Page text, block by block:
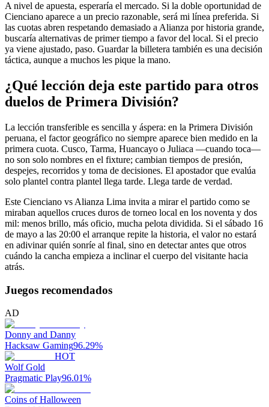
A nivel de apuesta, esperaría el mercado. Si la doble oportunidad de
Cienciano aparece a un precio razonable, será mi línea preferida. Si
las cuotas abren respetando demasiado a Alianza por historia grande,
buscaría alternativas de primer tiempo a favor del local. Si el precio
ya viene ajustado, paso. Guardar la billetera también es una decisión
táctica, aunque a muchos les pique la mano.
¿Qué lección deja este partido para otros
duelos de Primera División?
La lección transferible es sencilla y áspera: en la Primera División
peruana, el factor geográfico no siempre aparece bien medido en la
primera cuota. Cusco, Tarma, Huancayo o Juliaca —cuando toca—
no son solo nombres en el fixture; cambian tiempos de presión,
despejes, recorridos y toma de decisiones. El apostador que evalúa
solo plantel contra plantel llega tarde. Llega tarde de verdad.
Este Cienciano vs Alianza Lima invita a mirar el partido como se
miraban aquellos cruces duros de torneo local en los noventa y dos
mil: menos brillo, más oficio, mucha pelota dividida. Si el sábado 16
de mayo a las 20:00 el arranque repite la historia, el valor no estará
en adivinar quién sonríe al final, sino en detectar antes que otros
cuándo la cancha empieza a inclinar el cuerpo del visitante hacia
atrás.
Juegos recomendados
AD
Donny and Danny
Hacksaw Gaming96.29%
HOT
Wolf Gold
Pragmatic Play96.01%
Coins of Halloween